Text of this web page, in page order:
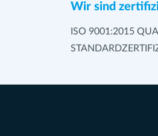
Wir sind
ISO 9001:2015